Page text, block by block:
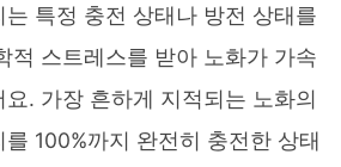
특정 충전 상태나 방전 상태를
적 스트레스를 받아 노화가 가속
. 가장 흔하게 지적되는 노화의
100%까지 완전히 충전한 상태